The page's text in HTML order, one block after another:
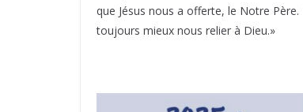
que Jésus nous a offerte, le Notre
toujours mieux nous relier à Dieu.»